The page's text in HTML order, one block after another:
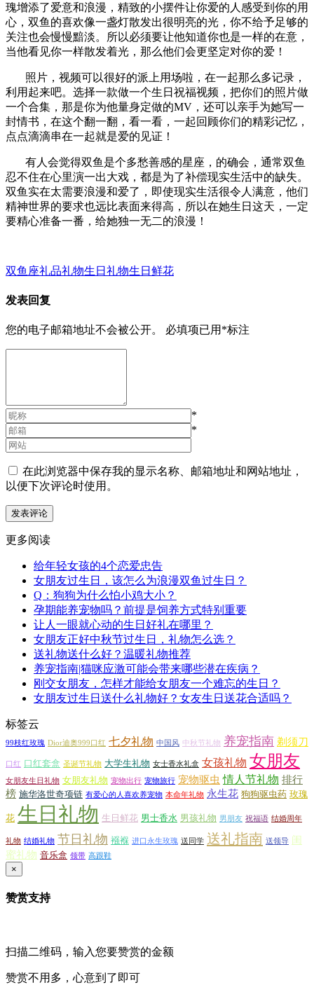
瑰增添了爱意和浪漫，精致的小摆件让你爱的人感受到你的用
心，双鱼的喜欢像一盏灯散发出很明亮的光，你不给予足够的
关注也会慢慢黯淡。所以必须要让他知道你也是一样的在意，
当他看见你一样散发着光，那么他们会更坚定对你的爱！
照片，视频可以很好的派上用场啦，在一起那么多记录，
利用起来吧。选择一款做一个生日祝福视频，把你们的照片做
一个合集，那是你为他量身定做的MV，还可以亲手为她写一
封情书，在这个翻一翻，看一看，一起回顾你们的精彩记忆，
点点滴滴串在一起就是爱的见证！
有人会觉得双鱼是个多愁善感的星座，的确会，通常双鱼
忍不住在心里演一出大戏，都是为了补偿现实生活中的缺失。
双鱼实在太需要浪漫和爱了，即使现实生活很令人满意，他们
精神世界的要求也远比表面来得高，所以在她生日这天，一定
要精心准备一番，给她独一无二的浪漫！
双鱼座礼品礼物生日礼物生日鲜花
发表回复
您的电子邮箱地址不会被公开。 必填项已用 *标注
*
*
在此浏览器中保存我的显示名称、邮箱地址和网站地址，
以便下次评论时使用。
更多阅读
给年轻女孩的4个恋爱忠告
女朋友过生日，该怎么为浪漫双鱼过生日？
Q：狗狗为什么怕小鸡大小？
孕期能养宠物吗？前提是饲养方式特别重要
让人一眼就心动的生日好礼在哪里？
女朋友正好中秋节过生日，礼物怎么选？
送礼物送什么好？温暖礼物推荐
养宠指南|猫咪应激可能会带来哪些潜在疾病？
刚交女朋友，怎样才能给女朋友一个难忘的生日？
女朋友过生日送什么礼物好？女友生日送花合适吗？
标签云
99枝红玫瑰 Dior迪奥999口红 七夕礼物 中国风 中秋节礼物 养宠指南 剃须刀
口红 口红套盒 圣诞节礼物 大学生礼物 女士香水礼盒 女孩礼物 女朋友
女朋友生日礼物 女朋友礼物 宠物出行 宠物旅行 宠物驱虫 情人节礼物 排行
榜 施华洛世奇项链 有爱心的人喜欢养宠物 本命年礼物 永生花 狗狗驱虫药 玫瑰
花 生日礼物 生日鲜花 男士香水 男孩礼物 男朋友 祝福语 结婚周年
礼物 结婚礼物 节日礼物 襁褓 进口永生玫瑰 送同学 送礼指南 送领导 闺
蜜礼物 音乐盒 领带 高跟鞋
×
赞赏支持
扫描二维码，输入您要赞赏的金额
赞赏不用多，心意到了即可